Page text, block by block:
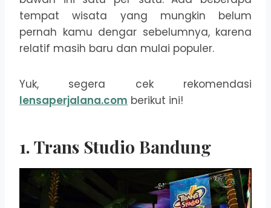
tempat wisata yang mungkin belum
pernah kamu dengar sebelumnya, karena
relatif masih baru dan mulai populer.
Yuk, segera cek rekomendasi
lensaperjalana.com berikut ini!
1. Trans Studio Bandung